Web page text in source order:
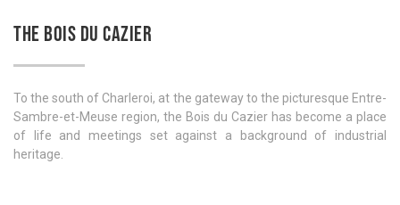
THE BOIS DU CAZIER
To the south of Charleroi, at the gateway to the picturesque Entre-
Sambre-et-Meuse region, the Bois du Cazier has become a place
of life and meetings set against a background of industrial
heritage.